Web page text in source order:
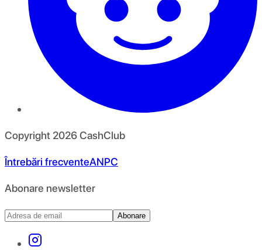
Copyright 2026CashClub
Întrebări frecventeANPC
Abonare newsletter
Abonare